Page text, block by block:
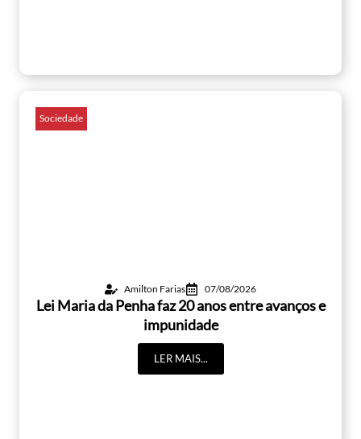
Sociedade
Amilton Farias 07/08/2026
Lei Maria da Penha faz 20 anos entre avanços e
impunidade
LER MAIS...